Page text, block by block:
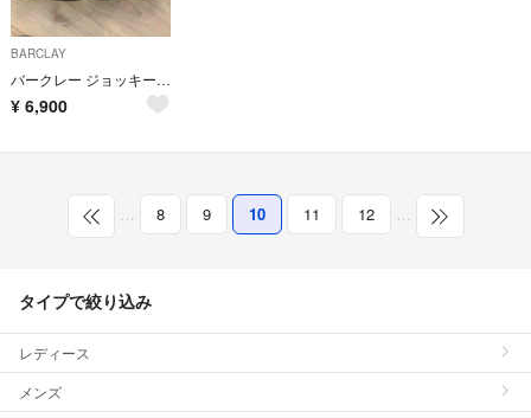
BARCLAY
バークレー ジョッキーブーツ
¥ 6,900
… 8 9 10 11 12 …
タイプで絞り込み
レディース
メンズ